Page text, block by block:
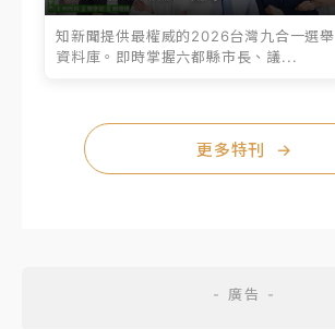
知新聞提供最權威的2026台灣九合一選舉
資料庫。即時掌握六都縣市長、議...
更多特刊 →